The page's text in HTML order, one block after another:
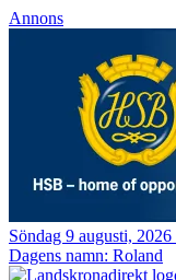
Annons
Söndag 9 augusti, 2026
Dagens namn: Roland